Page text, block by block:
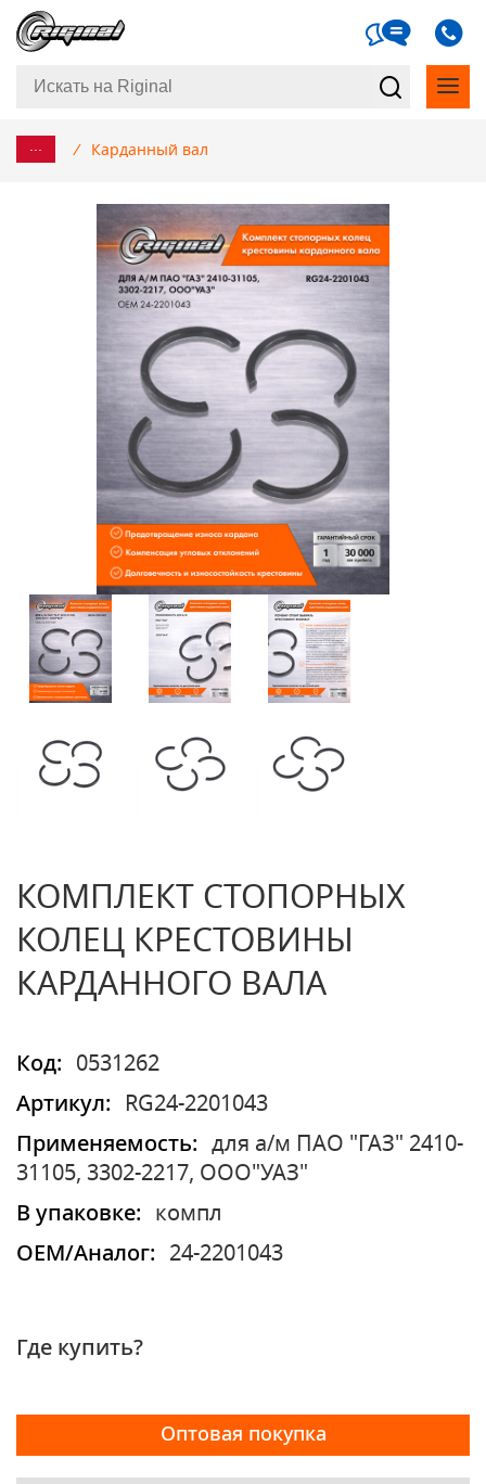
... / Карданный вал
КОМПЛЕКТ СТОПОРНЫХ
КОЛЕЦ КРЕСТОВИНЫ
КАРДАННОГО ВАЛА
Код:
0531262
Артикул:
RG24-2201043
Применяемость:
для а/м ПАО "ГАЗ" 2410-
31105, 3302-2217, ООО"УАЗ"
В упаковке:
компл
OEM/Аналог:
24-2201043
Где купить?
Оптовая покупка